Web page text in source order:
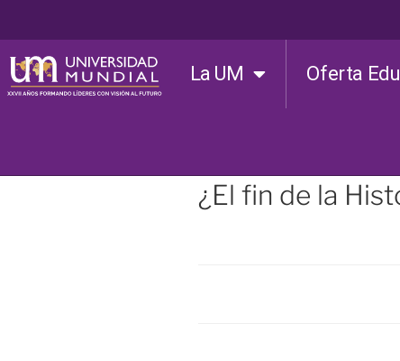
La UM Oferta
¿El fin de la